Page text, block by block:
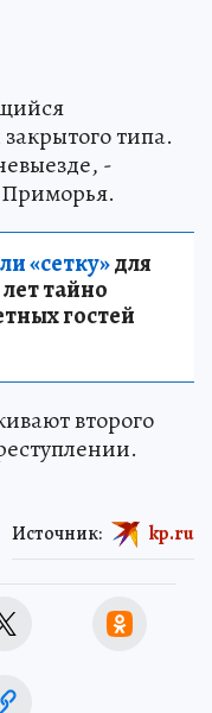
типа.
-
«сетку»для
тайно
гостей
второго
Источник: kp.ru